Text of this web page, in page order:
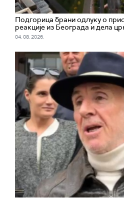
Подгорица брани одлуку о
реакције из Београда и дела
04. 08. 2026.